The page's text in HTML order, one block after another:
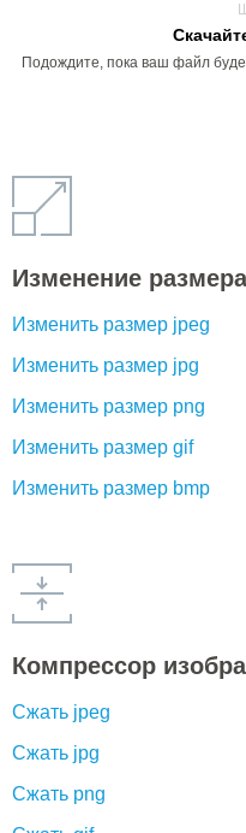
Подождите, пока ваш файл
Изменение
Изменить размер jpeg
Изменить размер jpg
Изменить размер png
Изменить размер gif
Изменить размер bmp
Компрессор
Сжать jpeg
Сжать jpg
Сжать png